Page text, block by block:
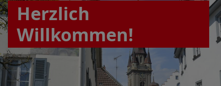
Herzlich
Willkommen!